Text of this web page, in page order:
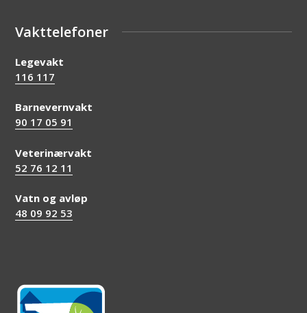
Vakttelefoner
Legevakt
116 117
Barnevernvakt
90 17 05 91
Veterinærvakt
52 76 12 11
Vatn og avløp
48 09 92 53